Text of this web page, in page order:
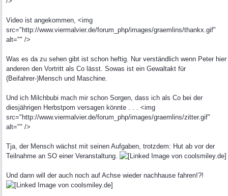
Video ist angekommen, <img
src="http://www.viermalvier.de/forum_php/images/graemlins/thankx.gif"
alt="" />
Was es da zu sehen gibt ist schon heftig. Nur verständlich wenn Peter hier
anderen den Vortritt als Co lässt. Sowas ist ein Gewaltakt für
(Beifahrer-)Mensch und Maschine.
Und ich Milchbubi mach mir schon Sorgen, dass ich als Co bei der
diesjährigen Herbstpom versagen könnte . . . <img
src="http://www.viermalvier.de/forum_php/images/graemlins/zitter.gif"
alt="" />
Tja, der Mensch wächst mit seinen Aufgaben, trotzdem: Hut ab vor der
Teilnahme an SO einer Veranstaltung.
Und dann will der auch noch auf Achse wieder nachhause fahren!?!